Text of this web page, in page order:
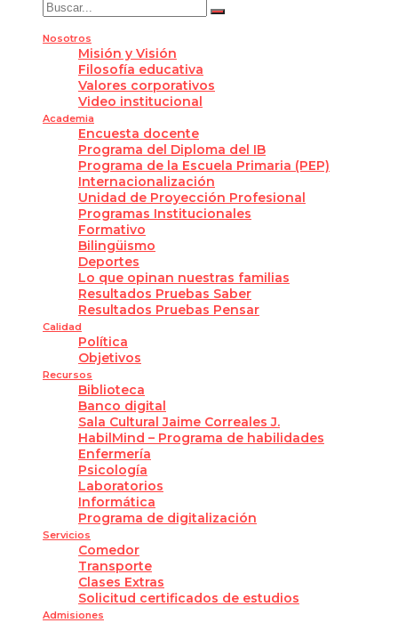
Nosotros
Misión y Visión
Filosofía educativa
Valores corporativos
Video institucional
Academia
Encuesta docente
Programa del Diploma del IB
Programa de la Escuela Primaria (PEP)
Internacionalización
Unidad de Proyección Profesional
Programas Institucionales
Formativo
Bilingüismo
Deportes
Lo que opinan nuestras familias
Resultados Pruebas Saber
Resultados Pruebas Pensar
Calidad
Política
Objetivos
Recursos
Biblioteca
Banco digital
Sala Cultural Jaime Correales J.
HabilMind – Programa de habilidades
Enfermería
Psicología
Laboratorios
Informática
Programa de digitalización
Servicios
Comedor
Transporte
Clases Extras
Solicitud certificados de estudios
Admisiones